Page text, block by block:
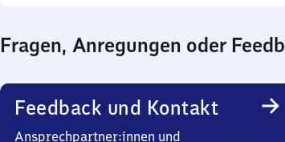
Fragen, Anregungen oder
Feedback und Kontakt
Ansprechpartner:innen und